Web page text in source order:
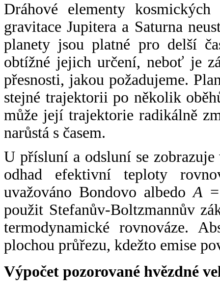
Dráhové elementy
gravitace Jupitera a Saturna
planety jsou platné pro delší
obtížné jejich určení, neboť je
přesnosti, jakou požadujeme.
stejné trajektorii po několik
může její trajektorie radikálně
narůstá s časem.
U přísluní a odsluní se
odhad efektivní teploty
uvažováno Bondovo albedoA
použit Stefanův-Boltzmannův
termodynamické rovnováze.
plochou průřezu, kdežto emise
Výpočet pozorované hvězdné